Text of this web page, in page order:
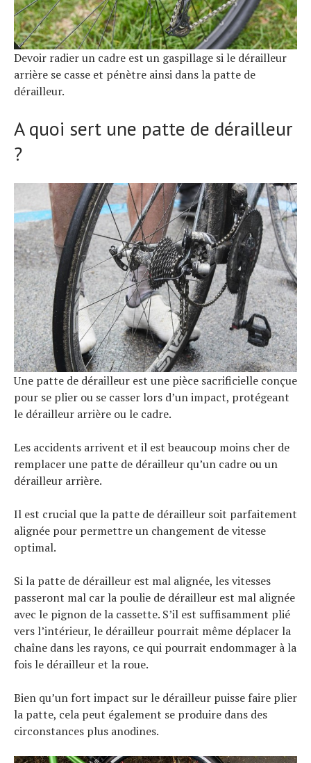
Devoir radier un cadre est un gaspillage si le dérailleur
arrière se casse et pénètre ainsi dans la patte de
dérailleur.
A quoi sert une patte de dérailleur
?
Une patte de dérailleur est une pièce sacrificielle conçue
pour se plier ou se casser lors d’un impact, protégeant
le dérailleur arrière ou le cadre.
Les accidents arrivent et il est beaucoup moins cher de
remplacer une patte de dérailleur qu’un cadre ou un
dérailleur arrière.
Il est crucial que la patte de dérailleur soit parfaitement
alignée pour permettre un changement de vitesse
optimal.
Si la patte de dérailleur est mal alignée, les vitesses
passeront mal car la poulie de dérailleur est mal alignée
avec le pignon de la cassette. S’il est suffisamment plié
vers l’intérieur, le dérailleur pourrait même déplacer la
chaîne dans les rayons, ce qui pourrait endommager à la
fois le dérailleur et la roue.
Bien qu’un fort impact sur le dérailleur puisse faire plier
la patte, cela peut également se produire dans des
circonstances plus anodines.
Actualités
Technologies
Tests de produits
Conseils
Tendances
Tous nos articles
À propos